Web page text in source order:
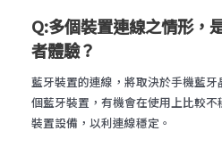
Q:多個裝置連線之情形，
者體驗？
藍牙裝置的連線，將取決於手機藍
個藍牙裝置，有機會在使用上比較
裝置設備，以利連線穩定。